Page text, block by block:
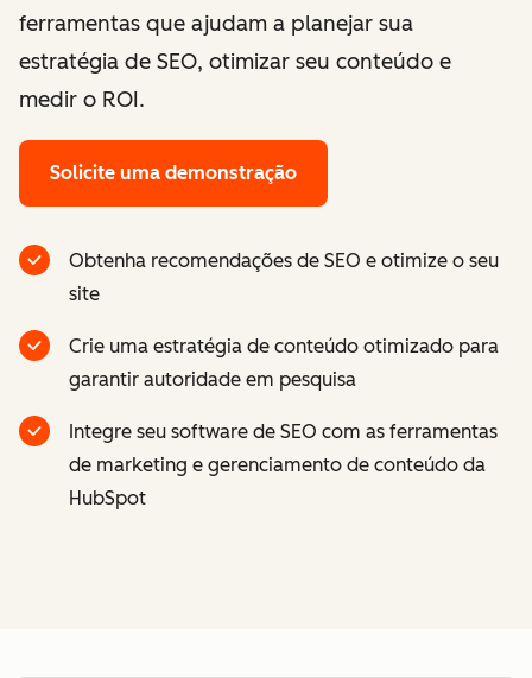
ferramentas que ajudam a planejar sua
estratégia de SEO, otimizar seu conteúdo e
medir o ROI.
Solicite uma demonstração
Obtenha recomendações de SEO e otimize o seu
site
Crie uma estratégia de conteúdo otimizado para
garantir autoridade em pesquisa
Integre seu software de SEO com as ferramentas
de marketing e gerenciamento de conteúdo da
HubSpot